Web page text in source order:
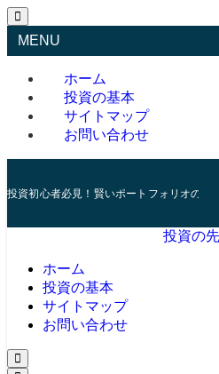
MENU
ホーム
投資の基本
サイトマップ
お問い合わせ
投資初心者必見！賢いポートフォリオの組
投資の
ホーム
投資の基本
サイトマップ
お問い合わせ